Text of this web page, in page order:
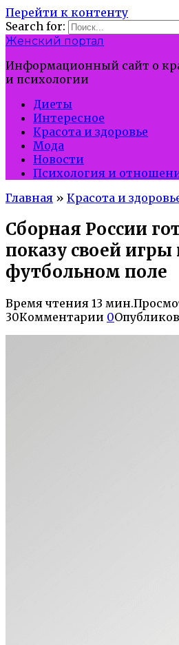
Перейти к контенту
Search for:
Женский портал
Информационный сайт о
и психологии
Диеты
Интересное
Красота и здоровье
Мода
Новости
Психология и
Главная » Красота и
Сборная России
показу своей игры
футбольном поле
Время чтения 13 мин.
30Комментарии 0